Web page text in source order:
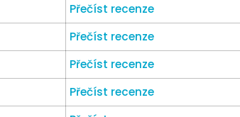
Přečíst recenze
Přečíst recenze
Přečíst recenze
Přečíst recenze